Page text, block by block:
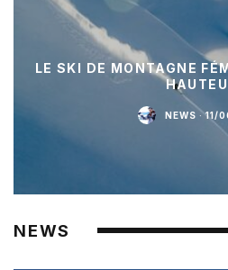
LE SKI DE MONTAGNE
NEWS · 11/
NEWS